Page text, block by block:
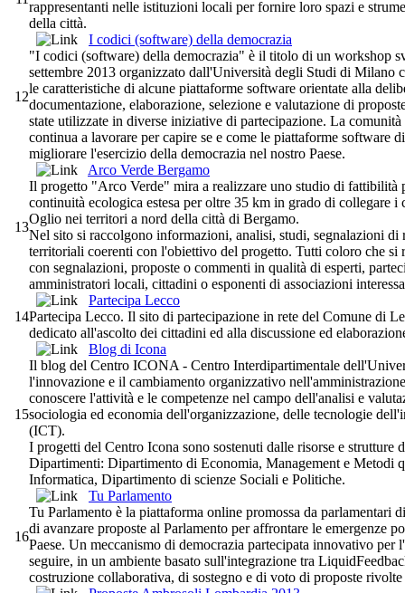
rappresentanti nelle istituzioni locali per fornire loro spazi e
della città.
12
I codici (software) della democrazia
"I codici (software) della democrazia" è il titolo di un workshop
settembre 2013 organizzato dall'Università degli Studi di Milano
le caratteristiche di alcune piattaforme software orientate alla
documentazione, elaborazione, selezione e valutazione di
state utilizzate in diverse iniziative di partecipazione. La
continua a lavorare per capire se e come le piattaforme software
migliorare l'esercizio della democrazia nel nostro Paese.
13
Arco Verde Bergamo
Il progetto "Arco Verde" mira a realizzare uno studio di fattibilità
continuità ecologica estesa per oltre 35 km in grado di collegare
Oglio nei territori a nord della città di Bergamo.
Nel sito si raccolgono informazioni, analisi, studi, segnalazioni di
territoriali coerenti con l'obiettivo del progetto. Tutti coloro che si
con segnalazioni, proposte o commenti in qualità di esperti,
amministratori locali, cittadini o esponenti di associazioni
14
Partecipa Lecco
Partecipa Lecco. Il sito di partecipazione in rete del Comune di
dedicato all'ascolto dei cittadini ed alla discussione ed
15
Blog di Icona
Il blog del Centro ICONA - Centro Interdipartimentale
l'innovazione e il cambiamento organizzativo
conoscere l'attività e le competenze nel campo dell'analisi e
sociologia ed economia dell'organizzazione, delle tecnologie
(ICT).
I progetti del Centro Icona sono sostenuti dalle risorse e strutture
Dipartimenti: Dipartimento di Economia, Management e Metodi
Informatica, Dipartimento di scienze Sociali e Politiche.
16
Tu Parlamento
Tu Parlamento è la piattaforma online promossa da parlamentari
di avanzare proposte al Parlamento per affrontare le emergenze
Paese. Un meccanismo di democrazia partecipata innovativo per
seguire, in un ambiente basato sull'integrazione tra
costruzione collaborativa, di sostegno e di voto di proposte